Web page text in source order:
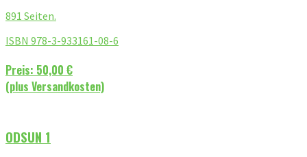
891 Seiten.
ISBN 978-3-933161-08-6
Preis: 50,00 €
(plus Versandkosten)
ODSUN 1